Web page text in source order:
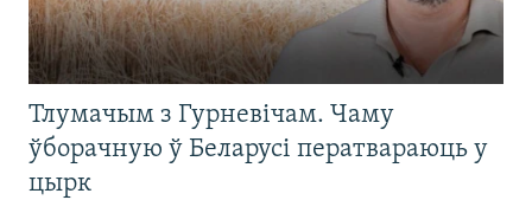
Тлумачым з Гурневічам. Чаму
ўборачную ў Беларусі ператвараюць у
цырк